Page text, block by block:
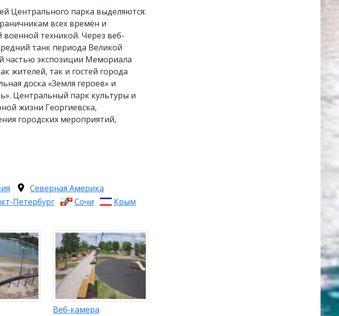
Центрального парка выделяются:
всех времён и
техникой. Через веб-
танк периода Великой
частью экспозиции Мемориала
жителей, так и гостей города
доска «Земля героев» и
Центральный парк культуры и
жизни Георгиевска,
городских мероприятий,
Северная Америка
Петербург Сочи
Крым
Веб-камера